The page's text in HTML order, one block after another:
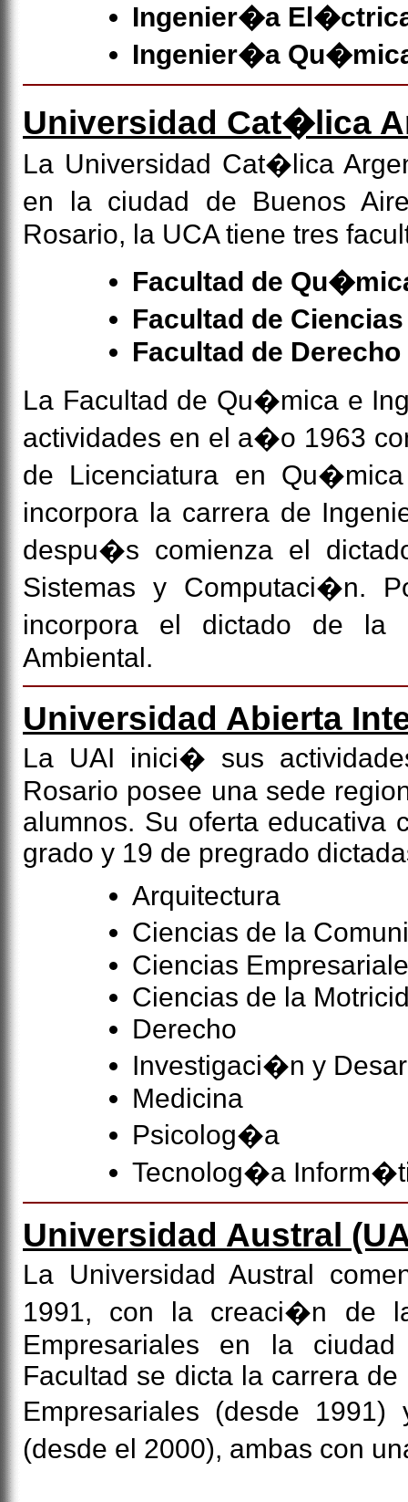
Ingenier�a
Ingenier�a
Universidad Cat�lica
La Universidad Cat�lica
en la ciudad de Buenos
Rosario, la UCA tiene tres
Facultad de
Facultad de
Facultad de Derecho
La Facultad de Qu�mica e
actividades en el a�o 1963
de Licenciatura en
incorpora la carrera de
despu�s comienza el
Sistemas y Computaci�n.
incorpora el dictado de la
Ambiental.
Universidad Abierta
La UAI inici� sus
Rosario posee una sede
alumnos. Su oferta educativa
grado y 19 de pregrado
Arquitectura
Ciencias de la
Ciencias
Ciencias de la
Derecho
Investigaci�n y
Medicina
Psicolog�a
Tecnolog�a
Universidad Austral
La Universidad Austral
1991, con la creaci�n de
Empresariales en la
Facultad se dicta la carrera
Empresariales (desde
(desde el 2000), ambas con